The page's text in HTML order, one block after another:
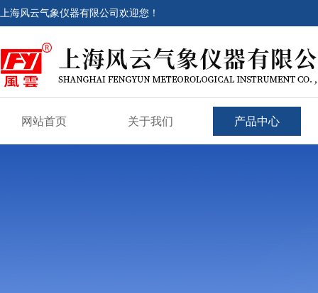
上海风云气象仪器有限公司欢迎您！
网站首页 关于我们 产品中心